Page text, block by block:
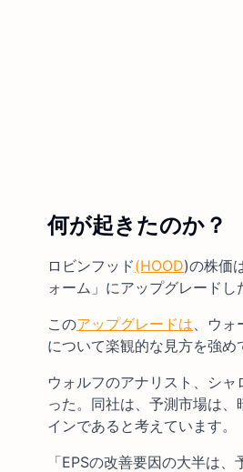
何が起きたのか？
ロビンフッド(HOOD)の株価
ォーム」にアップグレードし
このアップグレードは 、ウ
について楽観的な見方を強め
ウォルフのアナリスト、シ
った。同社は、予測市場は
インであると考えています。
「EPSの改善要因の大半は